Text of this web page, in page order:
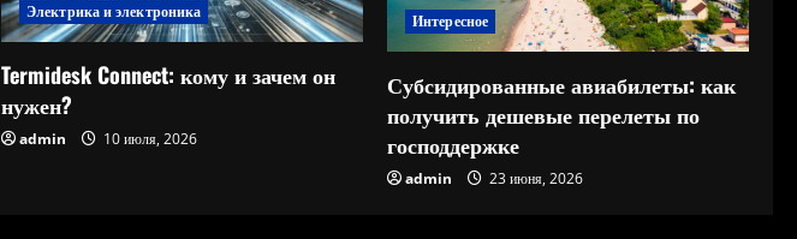
Электрика и электроника
Termidesk Connect: кому и зачем он
нужен?
admin 10 июля, 2026
Интересное
Субсидированные авиабилеты: как
получить дешевые перелеты по
господдержке
admin 23 июня, 2026